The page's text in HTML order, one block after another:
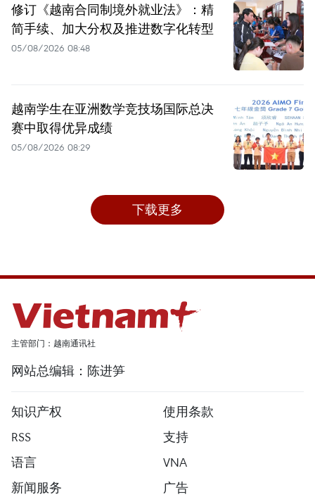
修订《越南合同制境外就业法》：精
简手续、加大分权及推进数字化转型
05/08/2026 08:48
越南学生在亚洲数学竞技场国际总决
赛中取得优异成绩
05/08/2026 08:29
下载更多
主管部门：越南通讯社
网站总编辑：陈进笋
知识产权
使用条款
RSS
支持
语言
VNA
新闻服务
广告